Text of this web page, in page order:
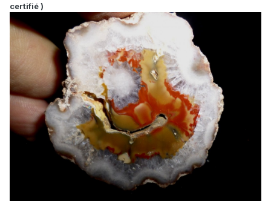
certifié )